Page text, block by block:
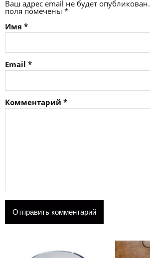
Ваш адрес email не будет опубликован.
поля помечены *
Имя *
Email *
Комментарий *